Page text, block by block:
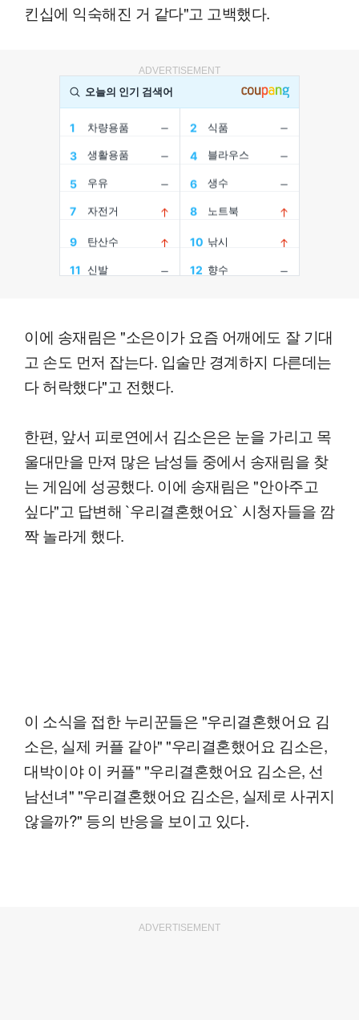
킨십에 익숙해진 거 같다"고 고백했다.
ADVERTISEMENT
이에 송재림은 "소은이가 요즘 어깨에도 잘 기대
고 손도 먼저 잡는다. 입술만 경계하지 다른데는
다 허락했다"고 전했다.
한편, 앞서 피로연에서 김소은은 눈을 가리고 목
울대만을 만져 많은 남성들 중에서 송재림을 찾
는 게임에 성공했다. 이에 송재림은 "안아주고
싶다"고 답변해 `우리결혼했어요` 시청자들을 깜
짝 놀라게 했다.
이 소식을 접한 누리꾼들은 "우리결혼했어요 김
소은, 실제 커플 같아" "우리결혼했어요 김소은,
대박이야 이 커플" "우리결혼했어요 김소은, 선
남선녀" "우리결혼했어요 김소은, 실제로 사귀지
않을까?" 등의 반응을 보이고 있다.
ADVERTISEMENT